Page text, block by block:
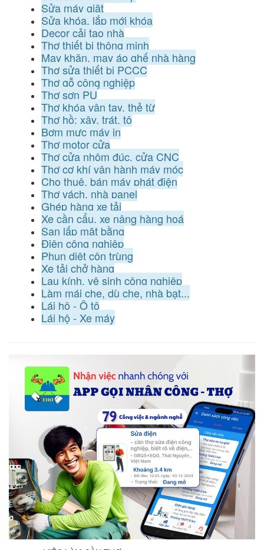
Sửa máy giặt
Sửa khóa, lắp mới khóa
Decor cải tạo nhà
Thợ thiết bị thông minh
May khăn, may áo ghế nhà hàng
Thợ sửa thiết bị PCCC
Thợ gỗ công nghiệp
Thợ sơn PU
Thợ khóa vân tay, thẻ từ
Thợ hồ: xây, trát, tô
Bơm mực máy in
Thợ motor cửa
Thợ cửa nhôm đúc, cửa CNC
Thợ cơ khí vận hành máy móc
Cho thuê, bán máy phát điện
Thợ vách, nhà panel
Ghép hàng xe tải
Xe cần cẩu, xe nâng hàng hoá
San lấp mặt bằng
Điện công nghiệp
Phun diệt côn trùng
Xe tải chở hàng
Lau kính, vệ sinh công nghiệp
Làm mái che, dù che, nhà bạt...
Lái hộ - Ô tô
Lái hộ - Xe máy